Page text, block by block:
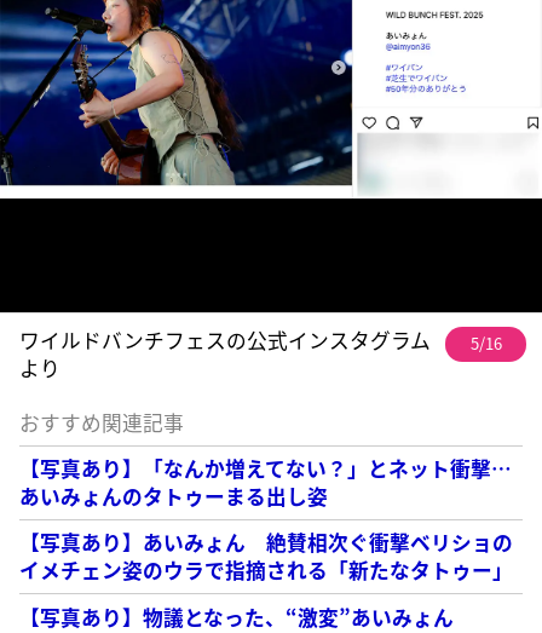
ワイルドバンチフェスの公式インスタグラム
より
5/16
おすすめ関連記事
【写真あり】「なんか増えてない？」とネット衝撃…
あいみょんのタトゥーまる出し姿
【写真あり】あいみょん 絶賛相次ぐ衝撃ベリショの
イメチェン姿のウラで指摘される「新たなタトゥー」
【写真あり】物議となった、“激変”あいみょん